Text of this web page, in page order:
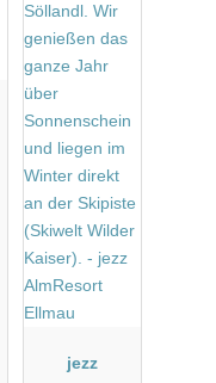
jezz